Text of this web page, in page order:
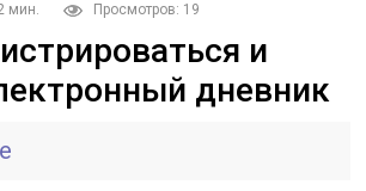
мин.
Просмотров: 19
и
дневник